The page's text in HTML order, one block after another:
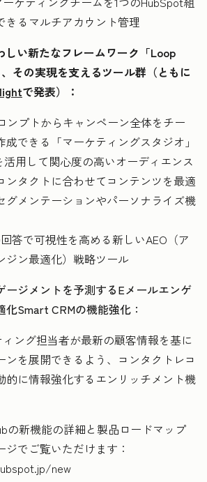
きるマルチアカウント管理
しい新たなフレームワーク「Loop
その実現を支えるツール群（ともに
で発表）：
ンプトからキャンペーン全体をチー
成できる「マーケティングスタジオ」
活用して関心度の高いオーディエンス
ンタクトに合わせてコンテンツを最適
グメンテーションやパーソナライズ機
答で可視性を高める新しいAEO（ア
ジン最適化）戦略ツール
ージメントを予測するEメールエンゲ
化Smart CRMの機能強化：
ング担当者が最新の顧客情報を基に
ンを展開できるよう、コンタクトレコ
的に情報強化するエンリッチメント機
の新機能の詳細と製品ロードマップ
ジでご覧いただけます：
new